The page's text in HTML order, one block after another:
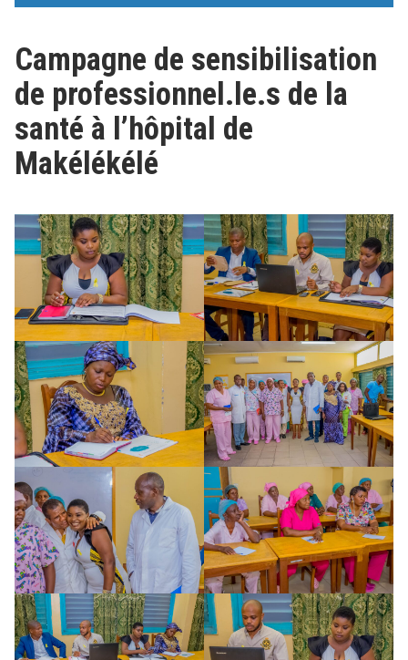
Campagne de sensibilisation
de professionnel.le.s de la
santé à l’hôpital de
Makélékélé